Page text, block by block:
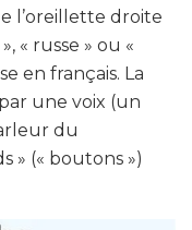
l’oreillette droite
« russe » ou «
en français. La
une voix (un
du
» (« boutons »)